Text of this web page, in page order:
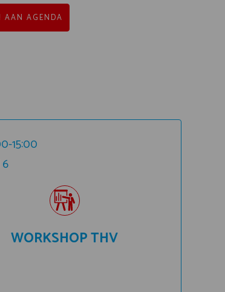
AAN AGENDA
15:00
WORKSHOP THV